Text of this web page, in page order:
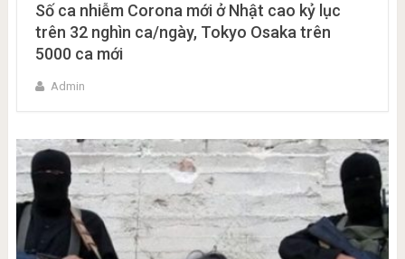
Số ca nhiễm Corona mới ở Nhật cao kỷ lục
trên 32 nghìn ca/ngày, Tokyo Osaka trên
5000 ca mới
Admin